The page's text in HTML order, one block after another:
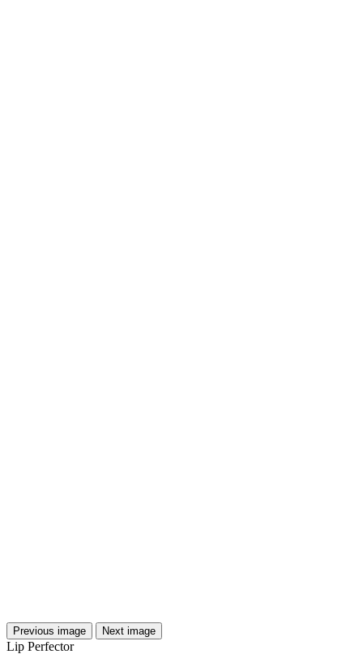
Previous image Next image
Lip Perfector